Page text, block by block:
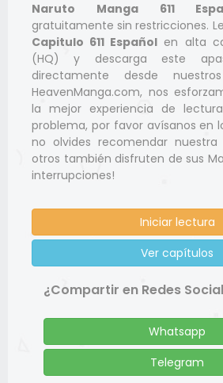
Naruto Manga 611
gratuitamente sin restricciones.
Capitulo 611 Español en alta
(HQ) y descarga este
directamente desde
HeavenManga.com, nos
la mejor experiencia de
problema, por favor avísanos en
no olvides recomendar
otros también disfruten de sus
interrupciones!
Iniciar lectura
Ver capítulos
¿Compartir en Redes
Whatsapp
Telegram